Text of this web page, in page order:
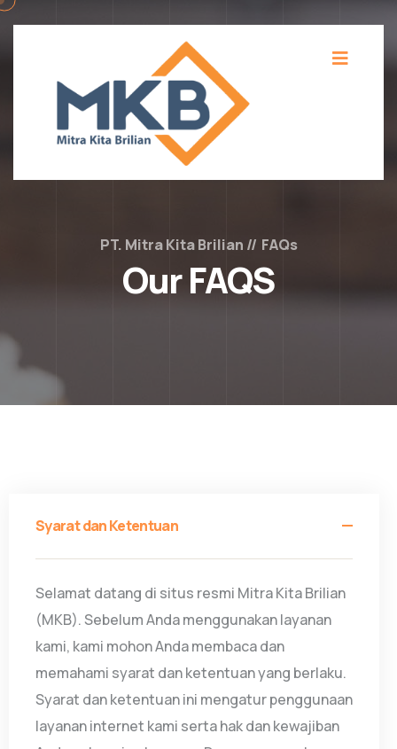
PT. Mitra Kita Brilian FAQs
Our FAQS
Syarat dan Ketentuan
Selamat datang di situs resmi Mitra Kita Brilian
(MKB). Sebelum Anda menggunakan layanan
kami, kami mohon Anda membaca dan
memahami syarat dan ketentuan yang berlaku.
Syarat dan ketentuan ini mengatur penggunaan
layanan internet kami serta hak dan kewajiban